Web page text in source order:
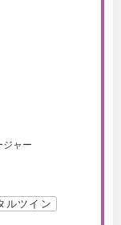
ジャー
ルツイン